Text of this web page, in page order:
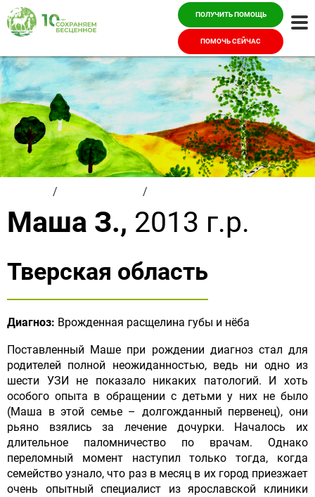
ПОЛУЧИТЬ ПОМОЩЬ
ПОМОЧЬ СЕЙЧАС
/ /
Маша З., 2013 г.р.
Тверская область
Диагноз: Врожденная расщелина губы и нёба
Поставленный Маше при рождении диагноз стал для
родителей полной неожиданностью, ведь ни одно из
шести УЗИ не показало никаких патологий. И хоть
особого опыта в обращении с детьми у них не было
(Маша в этой семье – долгожданный первенец), они
рьяно взялись за лечение дочурки. Началось их
длительное паломничество по врачам. Однако
переломный момент наступил только тогда, когда
семейство узнало, что раз в месяц в их город приезжает
очень опытный специалист из ярославской клиники